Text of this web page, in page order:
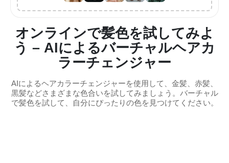
オンラインで髪色を試してみよ
う – AIによるバーチャルヘアカ
ラーチェンジャー
AIによるヘアカラーチェンジャーを使用して、金髪、赤髪、
黒髪などさまざまな色合いを試してみましょう。バーチャル
で髪色を試して、自分にぴったりの色を見つけてください。